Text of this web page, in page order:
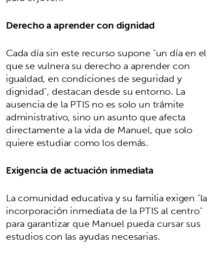
Derecho a aprender con dignidad
Cada día sin este recurso supone "un día en el
que se vulnera su derecho a aprender con
igualdad, en condiciones de seguridad y
dignidad", destacan desde su entorno. La
ausencia de la PTIS no es solo un trámite
administrativo, sino un asunto que afecta
directamente a la vida de Manuel, que solo
quiere estudiar como los demás.
Exigencia de actuación inmediata
La comunidad educativa y su familia exigen "la
incorporación inmediata de la PTIS al centro"
para garantizar que Manuel pueda cursar sus
estudios con las ayudas necesarias.